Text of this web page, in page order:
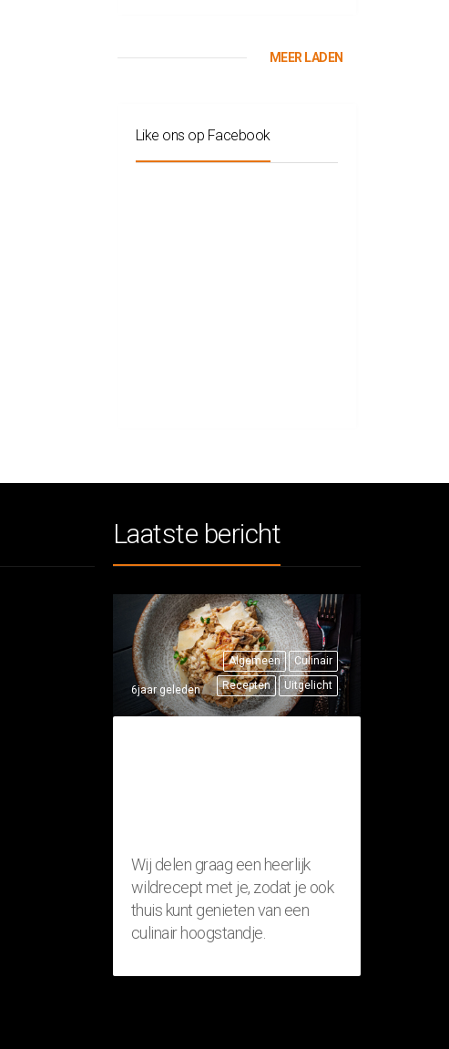
MEER LADEN
Like ons op Facebook
Laatste bericht
Algemeen
Culinair
Recepten
Uitgelicht
6jaar geleden
Wij delen graag een heerlijk
wildrecept met je, zodat je ook
thuis kunt genieten van een
culinair hoogstandje.